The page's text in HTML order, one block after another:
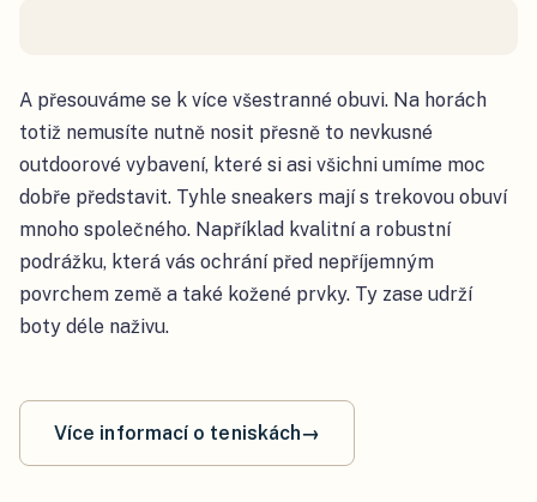
A přesouváme se k více všestranné obuvi. Na horách
totiž nemusíte nutně nosit přesně to nevkusné
outdoorové vybavení, které si asi všichni umíme moc
dobře představit. Tyhle sneakers mají s trekovou obuví
mnoho společného. Například kvalitní a robustní
podrážku, která vás ochrání před nepříjemným
povrchem země a také kožené prvky. Ty zase udrží
boty déle naživu.
Více informací o teniskách→